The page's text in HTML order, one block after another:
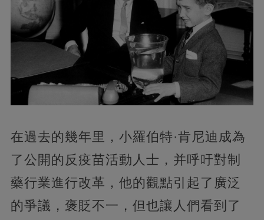
在過去的幾年里，小羅伯特·肯尼迪成為
了公開的反疫苗活動人士，并呼吁對制
藥行業進行改革，他的觀點引起了廣泛
的爭議，褒貶不一，但也讓人們看到了